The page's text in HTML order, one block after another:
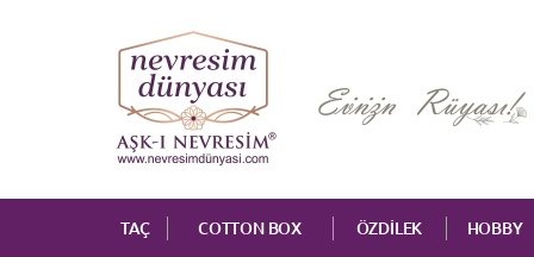
TAÇ COTTON BOX ÖZDİLEK HOBBY